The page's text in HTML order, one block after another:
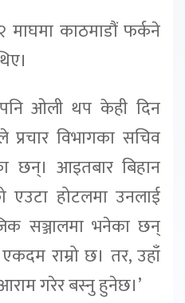
काठमाडौं फर्कने
ओली थप केही दिन
विभागका सचिव
छन्। आइतबार बिहान
होटलमा उनलाई
सञ्जालमा भनेका छन्
राम्रो छ। तर, उहाँ
गरेर बस्नु हुनेछ।’